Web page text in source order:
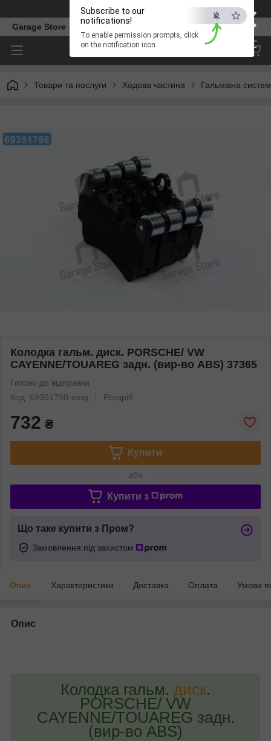
×
ESC
Subscribe to our
notifications!
To enable permission prompts, click
on the notification icon
Телефон
Garage Store – інтернет магазин автозапчастин.
Товари та послуги Ходова частина Гальмівна
Колодка гальм. диск. PORSCHE/ VW
CAYENNE/TOUAREG задн. (вир-во ABS) 37365
Готово до відправки
Код: 69351798-omg
Роздріб
732 ₴
Купити
або
Купити з
Що таке купити з Пром?
Замовлення під захистом
Опис Характеристики Доставка Оплата Умови
Опис
Колодка гальм. диск.
PORSCHE/ VW
CAYENNE/TOUAREG задн.
(вир-во ABS)